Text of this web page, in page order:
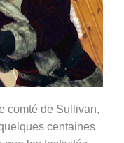
comté de Sullivan,
centaines